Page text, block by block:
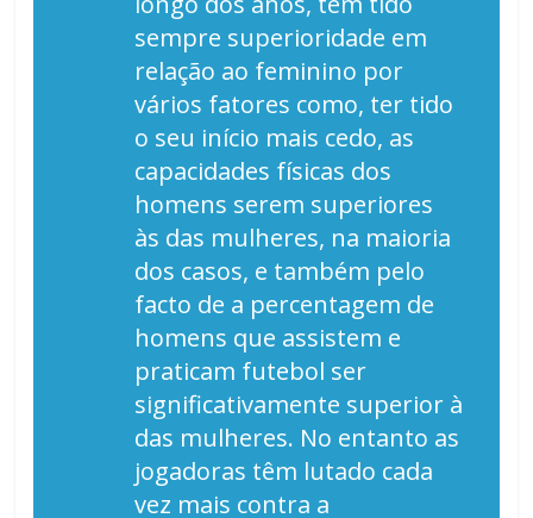
sempre superioridade em
relação ao feminino por
vários fatores como, ter tido
o seu início mais cedo, as
capacidades físicas dos
homens serem superiores
às das mulheres, na maioria
dos casos, e também pelo
facto de a percentagem de
homens que assistem e
praticam futebol ser
significativamente superior à
das mulheres. No entanto as
jogadoras têm lutado cada
vez mais contra a